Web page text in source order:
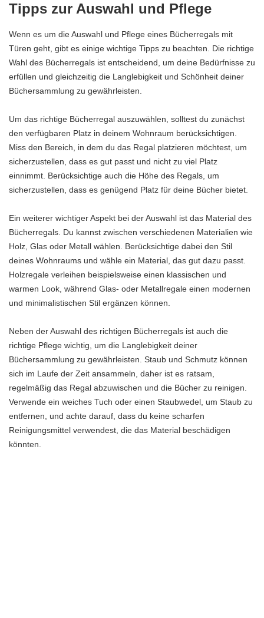
Tipps zur Auswahl und Pflege
Wenn es um die Auswahl und Pflege eines Bücherregals mit
Türen geht, gibt es einige wichtige Tipps zu beachten. Die richtige
Wahl des Bücherregals ist entscheidend, um deine Bedürfnisse zu
erfüllen und gleichzeitig die Langlebigkeit und Schönheit deiner
Büchersammlung zu gewährleisten.
Um das richtige Bücherregal auszuwählen, solltest du zunächst
den verfügbaren Platz in deinem Wohnraum berücksichtigen.
Miss den Bereich, in dem du das Regal platzieren möchtest, um
sicherzustellen, dass es gut passt und nicht zu viel Platz
einnimmt. Berücksichtige auch die Höhe des Regals, um
sicherzustellen, dass es genügend Platz für deine Bücher bietet.
Ein weiterer wichtiger Aspekt bei der Auswahl ist das Material des
Bücherregals. Du kannst zwischen verschiedenen Materialien wie
Holz, Glas oder Metall wählen. Berücksichtige dabei den Stil
deines Wohnraums und wähle ein Material, das gut dazu passt.
Holzregale verleihen beispielsweise einen klassischen und
warmen Look, während Glas- oder Metallregale einen modernen
und minimalistischen Stil ergänzen können.
Neben der Auswahl des richtigen Bücherregals ist auch die
richtige Pflege wichtig, um die Langlebigkeit deiner
Büchersammlung zu gewährleisten. Staub und Schmutz können
sich im Laufe der Zeit ansammeln, daher ist es ratsam,
regelmäßig das Regal abzuwischen und die Bücher zu reinigen.
Verwende ein weiches Tuch oder einen Staubwedel, um Staub zu
entfernen, und achte darauf, dass du keine scharfen
Reinigungsmittel verwendest, die das Material beschädigen
könnten.